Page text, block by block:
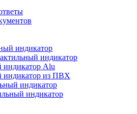
индикатор
индикатор
индикатор Alu
индикатор из ПВХ
индикатор
индикатор